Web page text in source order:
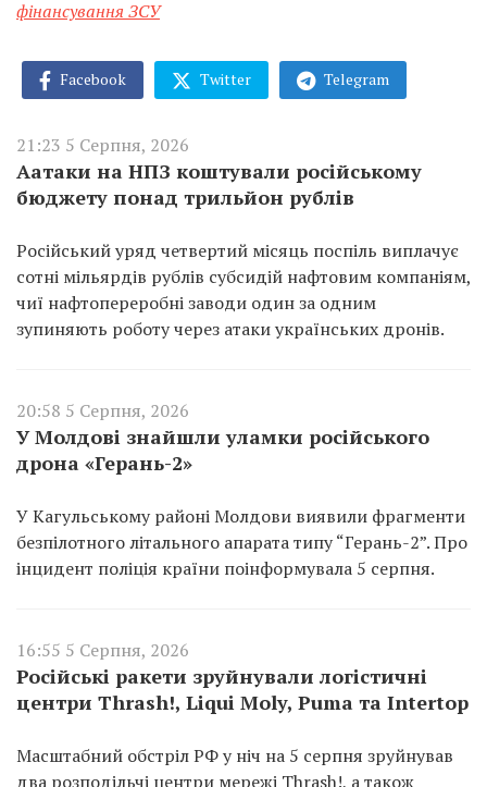
фінансування ЗСУ
Facebook Twitter Telegram
21:23 5 Серпня, 2026
Аатаки на НПЗ коштували російському
бюджету понад трильйон рублів
Російський уряд четвертий місяць поспіль виплачує
сотні мільярдів рублів субсидій нафтовим компаніям,
чиї нафтопереробні заводи один за одним
зупиняють роботу через атаки українських дронів.
20:58 5 Серпня, 2026
У Молдові знайшли уламки російського
дрона «Герань-2»
У Кагульському районі Молдови виявили фрагменти
безпілотного літального апарата типу “Герань-2”. Про
інцидент поліція країни поінформувала 5 серпня.
16:55 5 Серпня, 2026
Російські ракети зруйнували логістичні
центри Thrash!, Liqui Moly, Puma та Intertop
Масштабний обстріл РФ у ніч на 5 серпня зруйнував
два розподільчі центри мережі Thrash!, а також